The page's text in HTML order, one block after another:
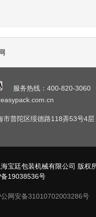
服务热线：400-820-
市普陀区绥德路118弄53号4层
宝廷包装机械有限公司 版权
19038536号
网安备31010702003286号